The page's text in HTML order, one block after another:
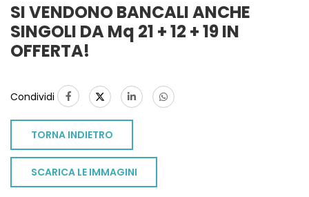
SI VENDONO BANCALI ANCHE
SINGOLI DA Mq 21 + 12 + 19 IN
OFFERTA!
Condividi
TORNA INDIETRO
SCARICA LE IMMAGINI